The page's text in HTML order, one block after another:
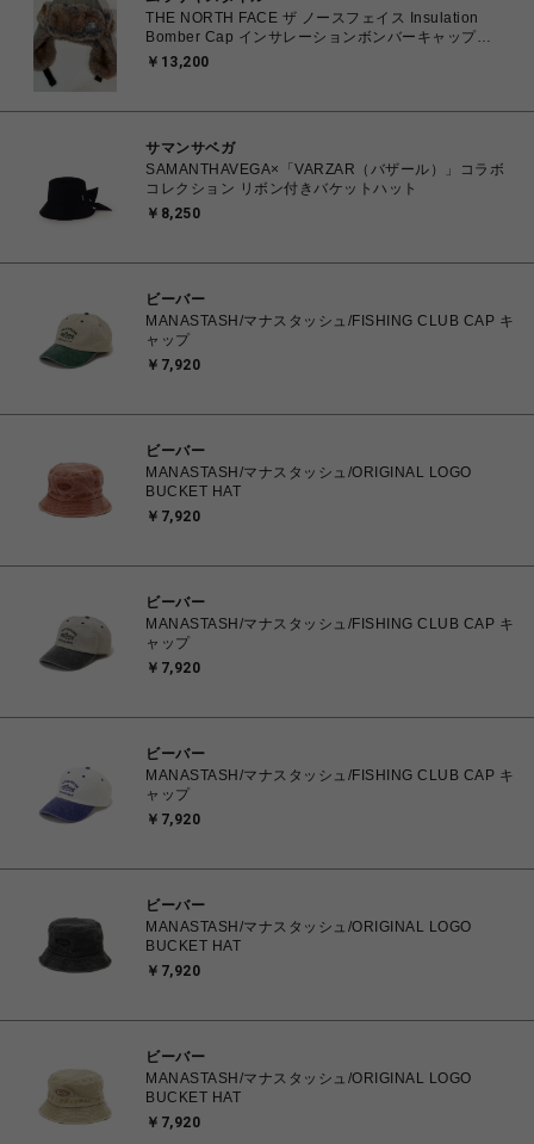
THE NORTH FACE ザ ノースフェイス Insulation
Bomber Cap インサレーションボンバーキャップ
NN42238 CR キャバングレー Mサイズ 【北海道/沖縄/
￥13,200
サマンサベガ
SAMANTHAVEGA×「VARZAR（バザール）」コラボ
コレクション リボン付きバケットハット
￥8,250
ビーバー
MANASTASH/マナスタッシュ/FISHING CLUB CAP キ
ャップ
￥7,920
ビーバー
MANASTASH/マナスタッシュ/ORIGINAL LOGO
BUCKET HAT
￥7,920
ビーバー
MANASTASH/マナスタッシュ/FISHING CLUB CAP キ
ャップ
￥7,920
ビーバー
MANASTASH/マナスタッシュ/FISHING CLUB CAP キ
ャップ
￥7,920
ビーバー
MANASTASH/マナスタッシュ/ORIGINAL LOGO
BUCKET HAT
￥7,920
ビーバー
MANASTASH/マナスタッシュ/ORIGINAL LOGO
BUCKET HAT
￥7,920